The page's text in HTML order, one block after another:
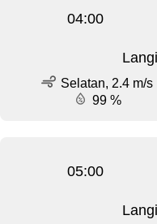
04:00
Selatan, 2.4 m/s
99 %
05:00